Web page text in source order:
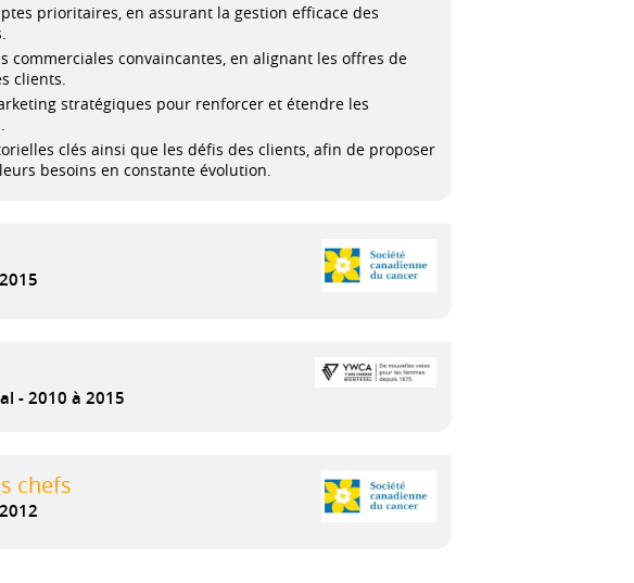
prioritaires, en assurant la gestion efficace des
convaincantes, en alignant les offres de
clients.
stratégiques pour renforcer et étendre les
clés ainsi que les défis des clients, afin de proposer
besoins en constante évolution.
2010 à 2015
chefs